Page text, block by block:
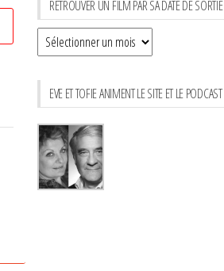
RETROUVER UN FILM PAR SA DATE DE SORTIE
Retrouver
un
film
par
date
de
sortie
EVE ET TOFIE ANIMENT LE SITE ET LE PODCAST